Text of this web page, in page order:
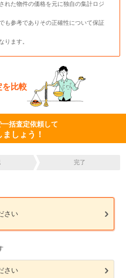
れた物件の価格を元に独自の集計ロジ
も参考でありその正確性について保証
ります。
を比較
括査定依頼して
しょう！
完了
さい
さい